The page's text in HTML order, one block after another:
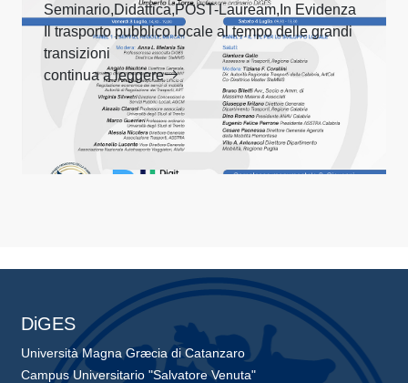
Seminario,Didattica,POST-Lauream,In Evidenza
Il trasporto pubblico locale al tempo delle grandi
transizioni
continua a leggere
DiGES
Università Magna Græcia di Catanzaro
Campus Universitario "Salvatore Venuta"